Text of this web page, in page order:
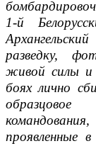
1-й
разведку,
живой силы и
боях лично
проявленные